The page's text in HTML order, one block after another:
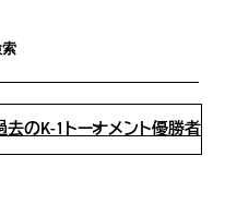
去のK-1トーナメント優勝者